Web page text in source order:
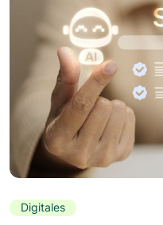
Digitales